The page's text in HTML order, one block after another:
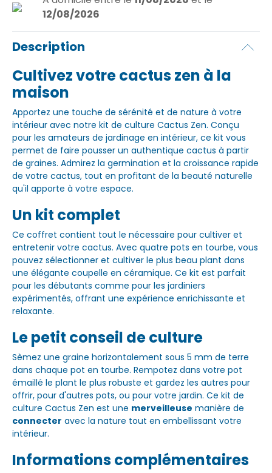
12/08/2026
Description
Cultivez votre cactus zen à la
maison
Apportez une touche de sérénité et de nature à votre
intérieur avec notre kit de culture Cactus Zen. Conçu
pour les amateurs de jardinage en intérieur, ce kit vous
permet de faire pousser un authentique cactus à partir
de graines. Admirez la germination et la croissance rapide
de votre cactus, tout en profitant de la beauté naturelle
qu'il apporte à votre espace.
Un kit complet
Ce coffret contient tout le nécessaire pour cultiver et
entretenir votre cactus. Avec quatre pots en tourbe, vous
pouvez sélectionner et cultiver le plus beau plant dans
une élégante coupelle en céramique. Ce kit est parfait
pour les débutants comme pour les jardiniers
expérimentés, offrant une expérience enrichissante et
relaxante.
Le petit conseil de culture
Sèmez une graine horizontalement sous 5 mm de terre
dans chaque pot en tourbe. Rempotez dans votre pot
émaillé le plant le plus robuste et gardez les autres pour
offrir, pour d'autres pots, ou pour votre jardin. Ce kit de
culture Cactus Zen est une merveilleuse manière de
connecter avec la nature tout en embellissant votre
intérieur.
Informations complémentaires